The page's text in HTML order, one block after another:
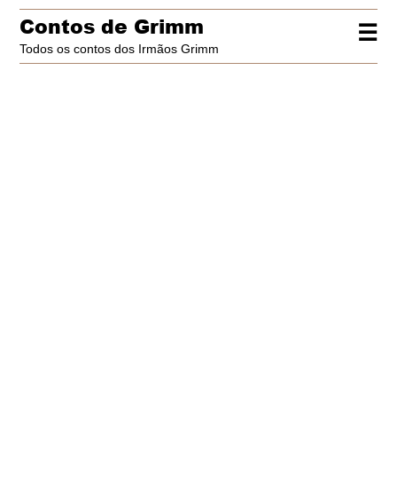
☰
Contos de Grimm
Todos os contos dos Irmãos Grimm